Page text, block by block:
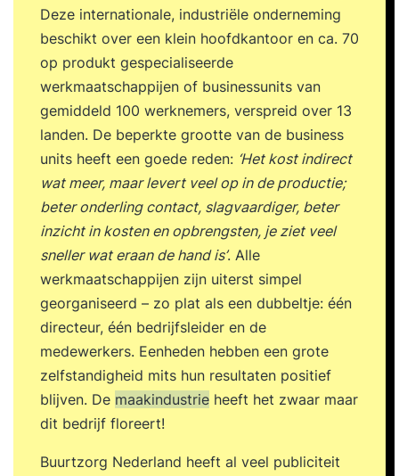
Deze internationale, industriële onderneming
beschikt over een klein hoofdkantoor en ca. 70
op produkt gespecialiseerde
werkmaatschappijen of businessunits van
gemiddeld 100 werknemers, verspreid over 13
landen. De beperkte grootte van de business
units heeft een goede reden: ‘Het kost indirect
wat meer, maar levert veel op in de productie;
beter onderling contact, slagvaardiger, beter
inzicht in kosten en opbrengsten, je ziet veel
sneller wat eraan de hand is’. Alle
werkmaatschappijen zijn uiterst simpel
georganiseerd – zo plat als een dubbeltje: één
directeur, één bedrijfsleider en de
medewerkers. Eenheden hebben een grote
zelfstandigheid mits hun resultaten positief
blijven. De maakindustrie heeft het zwaar maar
dit bedrijf floreert!
Buurtzorg Nederland heeft al veel publiciteit